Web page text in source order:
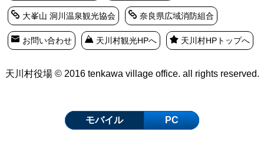
大峯山 洞川温泉観光協会 奈良県広域消防組合
お問い合わせ 天川村観光HPへ 天川村HPトップへ
天川村役場 © 2016 tenkawa village office. all rights reserved.
モバイル PC